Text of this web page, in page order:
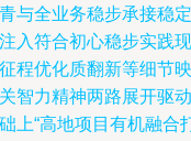
与全业务稳步承接稳定
入符合初心稳步实践现
程优化质翻新等细节映
智力精神两路展开驱动
上“高地项目有机融合